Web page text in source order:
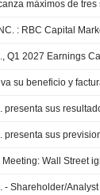
máximos de
: RBC Capital
Q1 2027 Earnings
Meeting: Wall Street
- Shareholder/Analyst